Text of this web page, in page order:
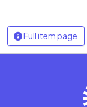
Full item page